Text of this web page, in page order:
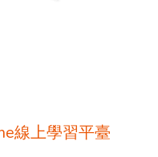
線上學習平臺